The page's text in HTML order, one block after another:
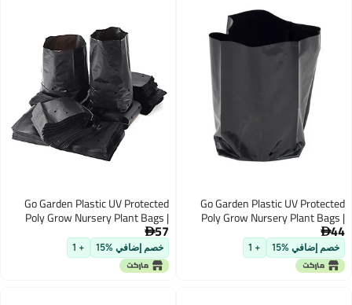
Go Garden Plastic UV Protected
Poly Grow Nursery Plant Bags |
(Black, 15 x 16 inch) -25 Qty
خصم إضافي %15